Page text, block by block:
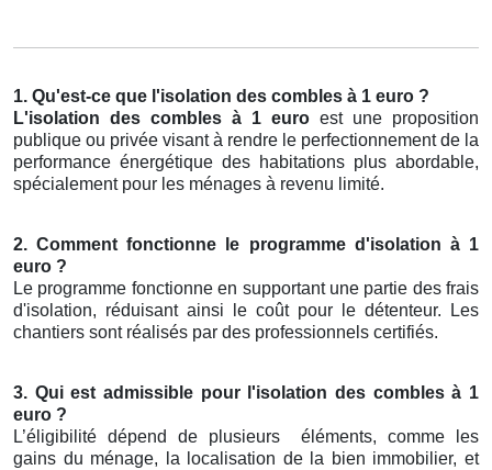
1. Qu'est-ce que l'isolation des combles à 1 euro ?
L'isolation des combles à 1 euro est une proposition
publique ou privée visant à rendre le perfectionnement de la
performance énergétique des habitations plus abordable,
spécialement pour les ménages à revenu limité.
2. Comment fonctionne le programme d'isolation à 1
euro ?
Le programme fonctionne en supportant une partie des frais
d'isolation, réduisant ainsi le coût pour le détenteur. Les
chantiers sont réalisés par des professionnels certifiés.
3. Qui est admissible pour l'isolation des combles à 1
euro ?
L’éligibilité dépend de plusieurs
éléments, comme les
gains du ménage, la localisation de la bien immobilier, et